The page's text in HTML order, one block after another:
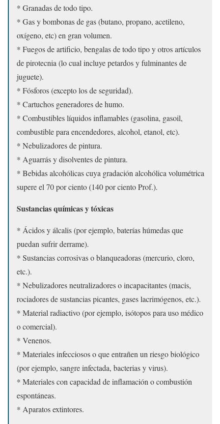
* Granadas de todo tipo.
* Gas y bombonas de gas (butano, propano, acetileno,
oxígeno, etc) en gran volumen.
* Fuegos de artificio, bengalas de todo tipo y otros artículos
de pirotecnia (lo cual incluye petardos y fulminantes de
juguete).
* Fósforos (excepto los de seguridad).
* Cartuchos generadores de humo.
* Combustibles líquidos inflamables (gasolina, gasoil,
combustible para encendedores, alcohol, etanol, etc).
* Nebulizadores de pintura.
* Aguarrás y disolventes de pintura.
* Bebidas alcohólicas cuya gradación alcohólica volumétrica
supere el 70 por ciento (140 por ciento Prof.).
Sustancias químicas y tóxicas
* Ácidos y álcalis (por ejemplo, baterías húmedas que
puedan sufrir derrame).
* Sustancias corrosivas o blanqueadoras (mercurio, cloro,
etc.).
* Nebulizadores neutralizadores o incapacitantes (macis,
rociadores de sustancias picantes, gases lacrimógenos, etc.).
* Material radiactivo (por ejemplo, isótopos para uso médico
o comercial).
* Venenos.
* Materiales infecciosos o que entrañen un riesgo biológico
(por ejemplo, sangre infectada, bacterias y virus).
* Materiales con capacidad de inflamación o combustión
espontáneas.
* Aparatos extintores.